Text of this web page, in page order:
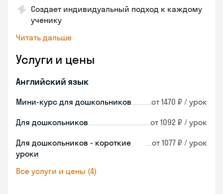
Создает индивидуальный подход к каждому
ученику
Читать дальше
Услуги и цены
Английский язык
Мини-курс для дошкольников от 1470 ₽ / урок
Для дошкольников от 1092 ₽ / урок
Для дошкольников - короткие
уроки
от 1077 ₽ / урок
Все услуги и цены (4)